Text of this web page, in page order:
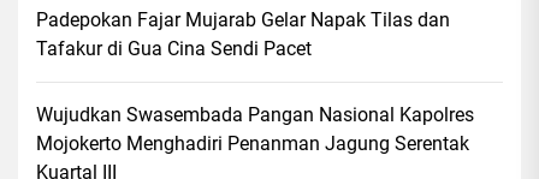
Padepokan Fajar Mujarab Gelar Napak Tilas dan
Tafakur di Gua Cina Sendi Pacet
Wujudkan Swasembada Pangan Nasional Kapolres
Mojokerto Menghadiri Penanman Jagung Serentak
Kuartal III